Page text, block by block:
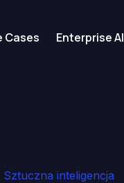
Cases Enterprise AI
Sztuczna inteligencja